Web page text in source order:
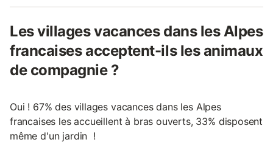
Les villages vacances dans les Alpes
francaises acceptent-ils les animaux
de compagnie ?
Oui ! 67% des villages vacances dans les Alpes
francaises les accueillent à bras ouverts, 33% disposent
même d'un jardin !